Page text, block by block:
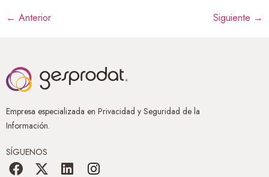
← Anterior Siguiente →
Empresa especializada en Privacidad y Seguridad de la
Información.
SÍGUENOS